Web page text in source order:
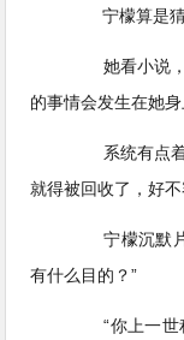
宁檬算是猜
她看小说，
的事情会发生在她身
系统有点着
就得被回收了，好
宁檬沉默片
有什么目的？”
“你上一世